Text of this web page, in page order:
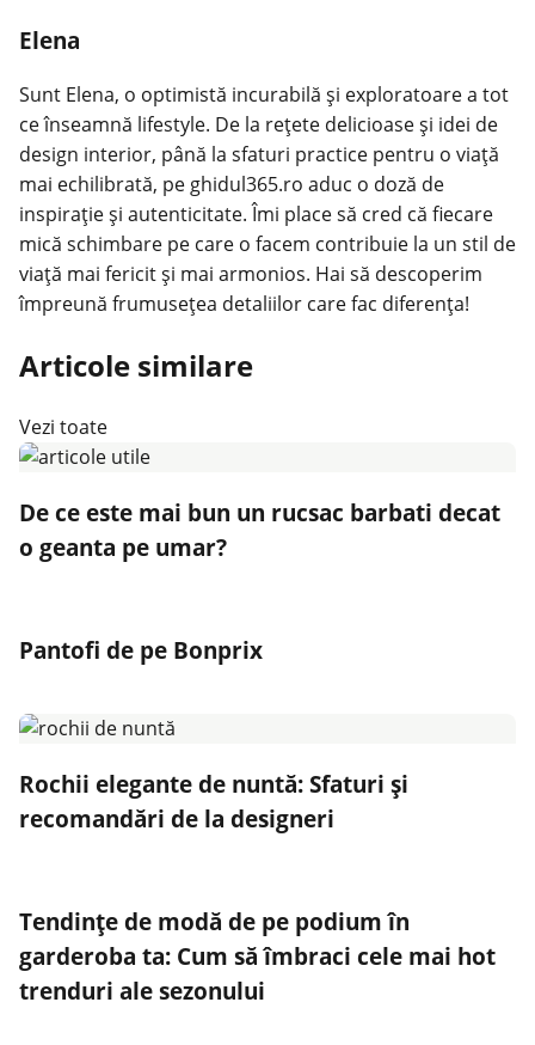
Elena
Sunt Elena, o optimistă incurabilă și exploratoare a tot
ce înseamnă lifestyle. De la rețete delicioase și idei de
design interior, până la sfaturi practice pentru o viață
mai echilibrată, pe ghidul365.ro aduc o doză de
inspirație și autenticitate. Îmi place să cred că fiecare
mică schimbare pe care o facem contribuie la un stil de
viață mai fericit și mai armonios. Hai să descoperim
împreună frumusețea detaliilor care fac diferența!
Articole similare
Vezi toate
De ce este mai bun un rucsac barbati decat
o geanta pe umar?
Pantofi de pe Bonprix
Rochii elegante de nuntă: Sfaturi și
recomandări de la designeri
Tendințe de modă de pe podium în
garderoba ta: Cum să îmbraci cele mai hot
trenduri ale sezonului